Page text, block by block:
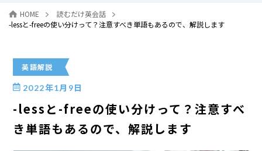
読むだけ英会話
HOME
読むだけ英会話
-lessと-freeの使い分けって？注意すべき単語もあるので、解説します
英語解説
2022年1月9日
-lessと-freeの使い分けって？注意すべ
き単語もあるので、解説します